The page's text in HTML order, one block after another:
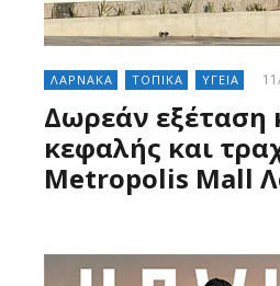
ΛΑΡΝΑΚΑ ΤΟΠΙΚΑ ΥΓΕΙΑ
Δωρεάν εξέταση
κεφαλής και
Metropolis Mall